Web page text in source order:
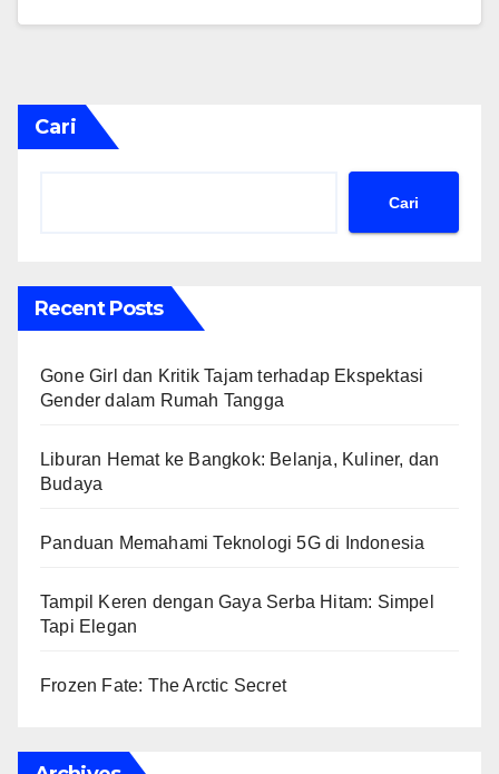
Cari
Cari
Recent Posts
Gone Girl dan Kritik Tajam terhadap Ekspektasi
Gender dalam Rumah Tangga
Liburan Hemat ke Bangkok: Belanja, Kuliner, dan
Budaya
Panduan Memahami Teknologi 5G di Indonesia
Tampil Keren dengan Gaya Serba Hitam: Simpel
Tapi Elegan
Frozen Fate: The Arctic Secret